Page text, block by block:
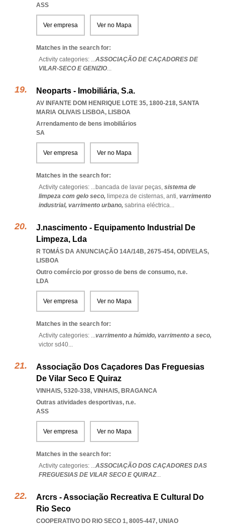
ASS
Ver empresa Ver no Mapa
Matches in the search for:
Activity categories: ...ASSOCIAÇÃO DE CAÇADORES DE
VILAR-SECO E GENIZIO...
Neoparts - Imobiliária, S.a.
AV INFANTE DOM HENRIQUE LOTE 35, 1800-218, SANTA
MARIA OLIVAIS LISBOA, LISBOA
Arrendamento de bens imobiliários
SA
Ver empresa Ver no Mapa
Matches in the search for:
Activity categories: ...bancada de lavar peças, sistema de
limpeza com gelo seco, limpeza de cisternas, anti, varrimento
industrial, varrimento urbano, sabrina eléctrica...
J.nascimento - Equipamento Industrial De
Limpeza, Lda
R TOMÁS DA ANUNCIAÇÃO 14A/14B, 2675-454, ODIVELAS,
LISBOA
Outro comércio por grosso de bens de consumo, n.e.
LDA
Ver empresa Ver no Mapa
Matches in the search for:
Activity categories: ...varrimento a húmido, varrimento a seco,
victor sd40...
Associação Dos Caçadores Das Freguesias
De Vilar Seco E Quiraz
VINHAIS, 5320-338, VINHAIS, BRAGANCA
Outras atividades desportivas, n.e.
ASS
Ver empresa Ver no Mapa
Matches in the search for:
Activity categories: ...ASSOCIAÇÃO DOS CAÇADORES DAS
FREGUESIAS DE VILAR SECO E QUIRAZ...
Arcrs - Associação Recreativa E Cultural Do
Rio Seco
COOPERATIVO DO RIO SECO 1, 8005-447, UNIAO